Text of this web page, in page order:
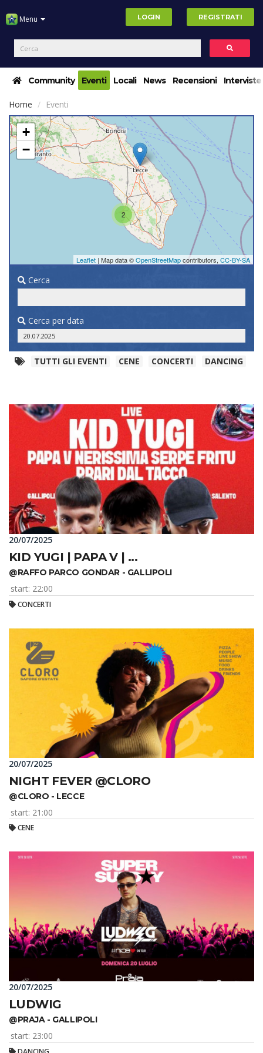
Menu LOGIN REGISTRATI
Community Eventi Locali News Recensioni Interviste
Home Eventi
2
+
−
Leaflet | Map data ©OpenStreetMapcontributors, CC-BY-SA
Cerca
Cerca per data
TUTTI GLI EVENTI CENE CONCERTI DANCING
20/07/2025
KID YUGI | PAPA V | ...
@RAFFO PARCO GONDAR - GALLIPOLI
start: 22:00
CONCERTI
20/07/2025
NIGHT FEVER @CLORO
@CLORO - LECCE
start: 21:00
CENE
20/07/2025
LUDWIG
@PRAJA - GALLIPOLI
start: 23:00